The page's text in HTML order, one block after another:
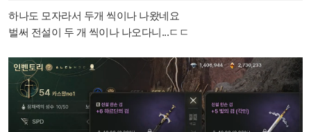
하나도 모자라서 두개 씩이나 나왔네요
벌써 전설이 두 개 씩이나 나오다니...ㄷㄷ